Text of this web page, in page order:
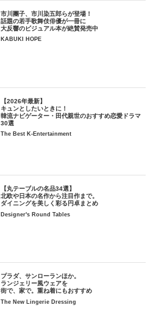
市川團子、市川染五郎らが登場！
話題の若手歌舞伎俳優が一冊に
大反響のビジュアル本が絶賛発売中
KABUKI HOPE
【2026年最新】
キュンとしたいときに！
韓流ナビゲーター・田代親世のおすすめ恋愛ドラマ
30選
The Best K-Entertainment
【丸テーブルの名品34選】
北欧や日本の名作から注目作まで。
ダイニングを美しく彩る円卓まとめ
Designer's Round Tables
プラダ、サンローランほか。
ランジェリー風ウェアを
街で、家で。重ね着にもおすすめ
The New Lingerie Dressing